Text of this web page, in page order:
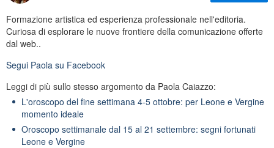
Formazione artistica ed esperienza professionale nell'editoria.
Curiosa di esplorare le nuove frontiere della comunicazione offerte
dal web..
Segui Paola su Facebook
Leggi di più sullo stesso argomento da Paola Caiazzo:
L'oroscopo del fine settimana 4-5 ottobre: per Leone e Vergine
momento ideale
Oroscopo settimanale dal 15 al 21 settembre: segni fortunati
Leone e Vergine